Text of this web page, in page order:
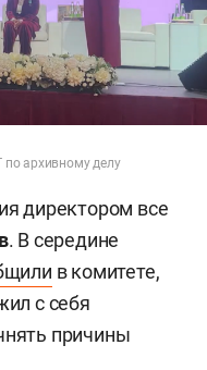
по архивному делу
директором все
. В середине
в комитете,
с себя
причины